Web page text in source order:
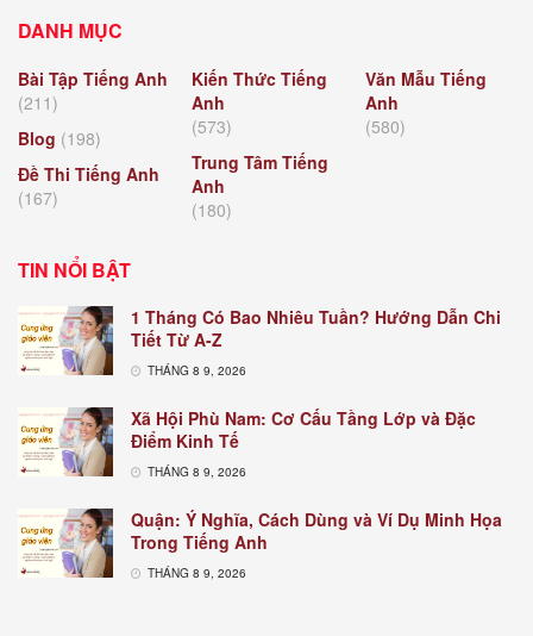
DANH MỤC
Bài Tập Tiếng Anh
(211)
Blog (198)
Đề Thi Tiếng Anh
(167)
Kiến Thức Tiếng
Anh
(573)
Trung Tâm Tiếng
Anh
(180)
Văn Mẫu Tiếng
Anh
(580)
TIN NỔI BẬT
1 Tháng Có Bao Nhiêu Tuần? Hướng Dẫn Chi
Tiết Từ A-Z
THÁNG 8 9, 2026
Xã Hội Phù Nam: Cơ Cấu Tầng Lớp và Đặc
Điểm Kinh Tế
THÁNG 8 9, 2026
Quận: Ý Nghĩa, Cách Dùng và Ví Dụ Minh Họa
Trong Tiếng Anh
THÁNG 8 9, 2026